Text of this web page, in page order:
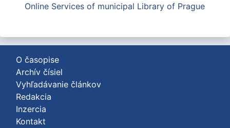
Online Services of municipal Library of Prague
O časopise
Archív čísiel
Vyhľadávanie článkov
Redakcia
Inzercia
Kontakt